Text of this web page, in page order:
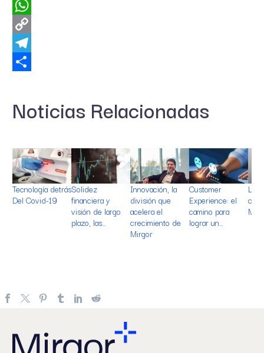
LinkedIn
WhatsApp
Copy
Link
Telegram
Noticias Relacionadas
Tecnología detrás
Del Covid-19
Solidez
financiera y
visión de largo
plazo, las…
Innovación, la
división que
acelera el
crecimiento de
Mirgor
Customer
Experience: el
camino para
lograr un…
La